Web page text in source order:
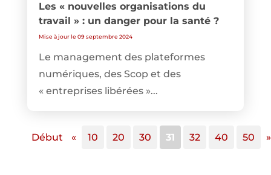
Les « nouvelles organisations du
travail » : un danger pour la santé ?
Mise à jour le 09 septembre 2024
Le management des plateformes
numériques, des Scop et des
« entreprises libérées »...
Début « 10 20 30 31 32 40 50 »